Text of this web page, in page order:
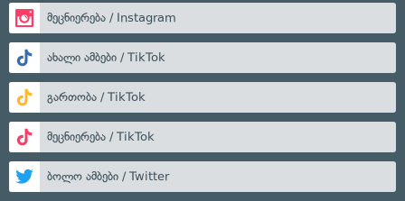
მეცნიერება / Instagram
ახალი ამბები / TikTok
გართობა / TikTok
მეცნიერება / TikTok
ბოლო ამბები / Twitter